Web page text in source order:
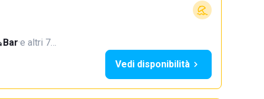
Bar·e altri 7…
Vedi disponibilità